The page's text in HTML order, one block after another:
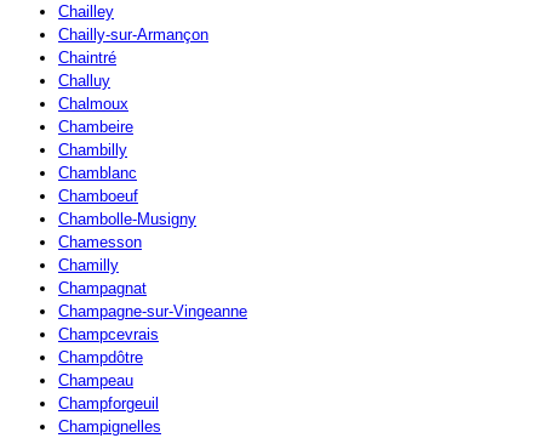
Chailley
Chailly-sur-Armançon
Chaintré
Challuy
Chalmoux
Chambeire
Chambilly
Chamblanc
Chamboeuf
Chambolle-Musigny
Chamesson
Chamilly
Champagnat
Champagne-sur-Vingeanne
Champcevrais
Champdôtre
Champeau
Champforgeuil
Champignelles